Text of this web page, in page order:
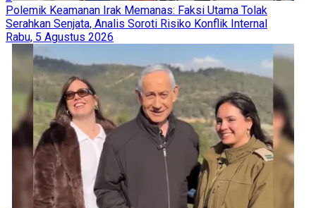
Polemik Keamanan Irak Memanas: Faksi Utama Tolak
Serahkan Senjata, Analis Soroti Risiko Konflik Internal
Rabu, 5 Agustus 2026